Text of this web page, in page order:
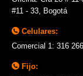
#11 - 33, Bogotá
Celulares:
Comercial 1: 316
Fijo: